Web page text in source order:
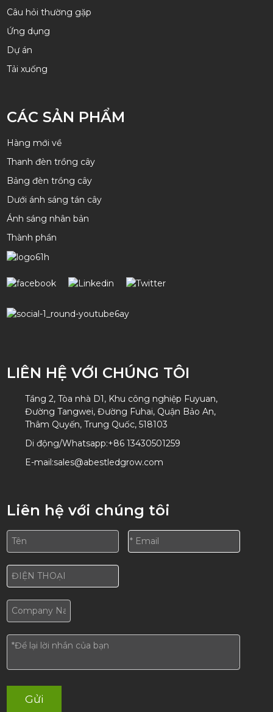
Câu hỏi thường gặp
Ứng dụng
Dự án
Tải xuống
CÁC SẢN PHẨM
Hàng mới về
Thanh đèn trồng cây
Bảng đèn trồng cây
Dưới ánh sáng tán cây
Ánh sáng nhân bản
Thành phần
LIÊN HỆ VỚI CHÚNG TÔI
Tầng 2, Tòa nhà D1, Khu công nghiệp Fuyuan,
Đường Tangwei, Đường Fuhai, Quận Bảo An,
Thâm Quyến, Trung Quốc, 518103
Di động/Whatsapp:+86 13430501259
E-mail:sales@abestledgrow.com
Liên hệ với chúng tôi
Gửi